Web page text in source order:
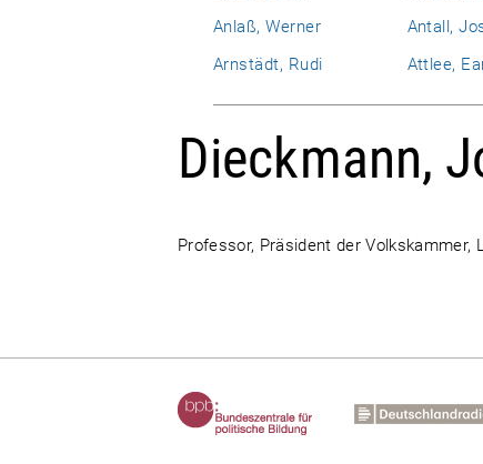
Anlaß, Werner
Antall,
Arnstädt, Rudi
Attlee,
Dieckmann,
Professor, Präsident der Volkskammer,